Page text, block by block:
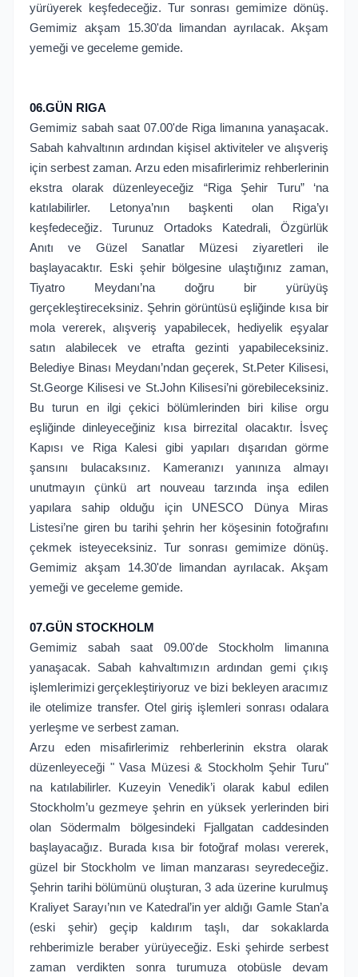
yürüyerek keşfedeceğiz. Tur sonrası gemimize dönüş.
Gemimiz akşam 15.30'da limandan ayrılacak. Akşam
yemeği ve geceleme gemide.
06.GÜN RIGA
Gemimiz sabah saat 07.00'de Riga limanına yanaşacak.
Sabah kahvaltının ardından kişisel aktiviteler ve alışveriş
için serbest zaman. Arzu eden misafirlerimiz rehberlerinin
ekstra olarak düzenleyeceğiz “Riga Şehir Turu” ‘na
katılabilirler. Letonya’nın başkenti olan Riga’yı
keşfedeceğiz. Turunuz Ortadoks Katedrali, Özgürlük
Anıtı ve Güzel Sanatlar Müzesi ziyaretleri ile
başlayacaktır. Eski şehir bölgesine ulaştığınız zaman,
Tiyatro Meydanı’na doğru bir yürüyüş
gerçekleştireceksiniz. Şehrin görüntüsü eşliğinde kısa bir
mola vererek, alışveriş yapabilecek, hediyelik eşyalar
satın alabilecek ve etrafta gezinti yapabileceksiniz.
Belediye Binası Meydanı’ndan geçerek, St.Peter Kilisesi,
St.George Kilisesi ve St.John Kilisesi’ni görebileceksiniz.
Bu turun en ilgi çekici bölümlerinden biri kilise orgu
eşliğinde dinleyeceğiniz kısa birrezital olacaktır. İsveç
Kapısı ve Riga Kalesi gibi yapıları dışarıdan görme
şansını bulacaksınız. Kameranızı yanınıza almayı
unutmayın çünkü art nouveau tarzında inşa edilen
yapılara sahip olduğu için UNESCO Dünya Miras
Listesi’ne giren bu tarihi şehrin her köşesinin fotoğrafını
çekmek isteyeceksiniz. Tur sonrası gemimize dönüş.
Gemimiz akşam 14.30'de limandan ayrılacak. Akşam
yemeği ve geceleme gemide.
07.GÜN STOCKHOLM
Gemimiz sabah saat 09.00'de Stockholm limanına
yanaşacak. Sabah kahvaltımızın ardından gemi çıkış
işlemlerimizi gerçekleştiriyoruz ve bizi bekleyen aracımız
ile otelimize transfer. Otel giriş işlemleri sonrası odalara
yerleşme ve serbest zaman.
Arzu eden misafirlerimiz rehberlerinin ekstra olarak
düzenleyeceği " Vasa Müzesi & Stockholm Şehir Turu"
na katılabilirler. Kuzeyin Venedik’i olarak kabul edilen
Stockholm’u gezmeye şehrin en yüksek yerlerinden biri
olan Södermalm bölgesindeki Fjallgatan caddesinden
başlayacağız. Burada kısa bir fotoğraf molası vererek,
güzel bir Stockholm ve liman manzarası seyredeceğiz.
Şehrin tarihi bölümünü oluşturan, 3 ada üzerine kurulmuş
Kraliyet Sarayı’nın ve Katedral’in yer aldığı Gamle Stan’a
(eski şehir) geçip kaldırım taşlı, dar sokaklarda
rehberimizle beraber yürüyeceğiz. Eski şehirde serbest
zaman verdikten sonra turumuza otobüsle devam